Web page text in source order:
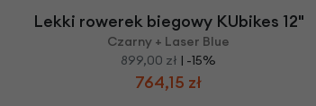
Lekki rowerek biegowy KUbikes 12"
Czarny + Laser Blue
899,00 zł | -15%
764,15 zł